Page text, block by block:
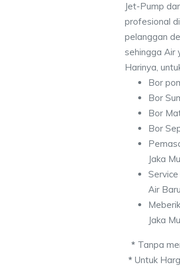
Jet-Pump
profesional
pelanggan
sehingga Air
Harinya,
Bor
Bor
Bor
Bor
Jaka
Air
Jaka
* Tanpa
* Untuk